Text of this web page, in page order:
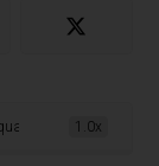
parcela aos
1.0x